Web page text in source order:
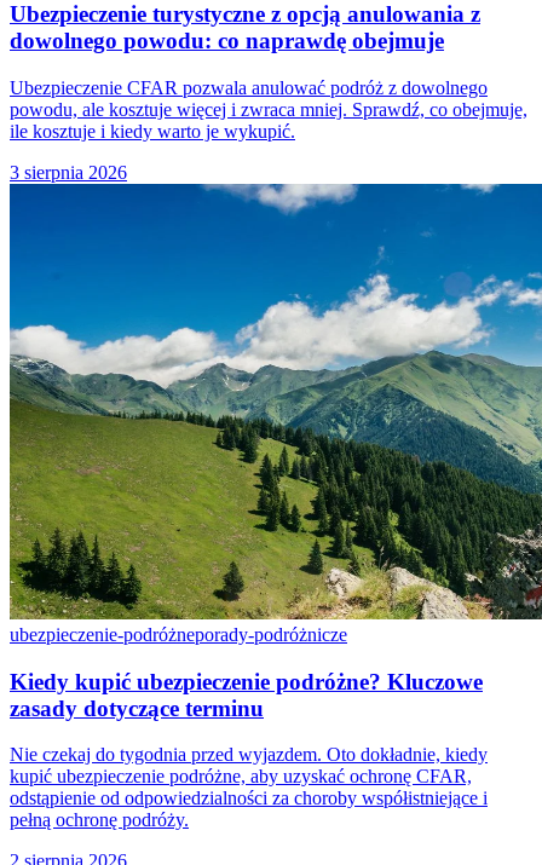
Ubezpieczenie turystyczne z opcją anulowania z
dowolnego powodu: co naprawdę obejmuje
Ubezpieczenie CFAR pozwala anulować podróż z dowolnego
powodu, ale kosztuje więcej i zwraca mniej. Sprawdź, co obejmuje,
ile kosztuje i kiedy warto je wykupić.
3 sierpnia 2026
ubezpieczenie-podróżneporady-podróżnicze
Kiedy kupić ubezpieczenie podróżne? Kluczowe
zasady dotyczące terminu
Nie czekaj do tygodnia przed wyjazdem. Oto dokładnie, kiedy
kupić ubezpieczenie podróżne, aby uzyskać ochronę CFAR,
odstąpienie od odpowiedzialności za choroby współistniejące i
pełną ochronę podróży.